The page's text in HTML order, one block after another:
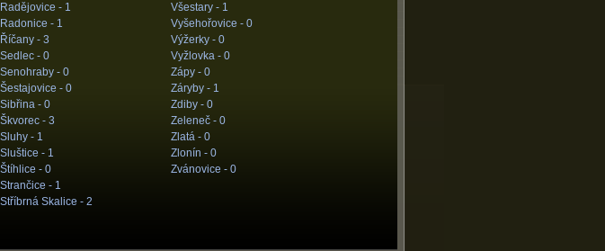
Radějovice - 1
Radonice - 1
Říčany - 3
Sedlec - 0
Senohraby - 0
Šestajovice - 0
Sibřina - 0
Škvorec - 3
Sluhy - 1
Sluštice - 1
Štíhlice - 0
Strančice - 1
Stříbrná Skalice - 2
Všestary - 1
Vyšehořovice - 0
Výžerky - 0
Vyžlovka - 0
Zápy - 0
Záryby - 1
Zdiby - 0
Zeleneč - 0
Zlatá - 0
Zlonín - 0
Zvánovice - 0